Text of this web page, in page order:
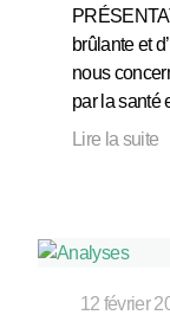
brûlante et
nous
par la
Lire la suite
12 février